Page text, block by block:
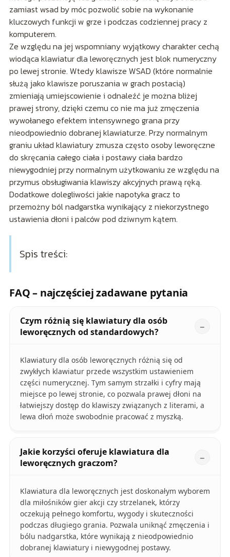
zamiast wsad by móc pozwolić sobie na wykonanie
kluczowych funkcji w grze i podczas codziennej pracy z
komputerem.
Ze względu na jej wspomniany wyjątkowy charakter cechą
wiodąca klawiatur dla leworęcznych jest blok numeryczny
po lewej stronie. Wtedy klawisze WSAD (które normalnie
służą jako klawisze poruszania w grach postacią)
zmieniają umiejscowienie i odnaleźć je można bliżej
prawej strony, dzięki czemu co nie ma już zmęczenia
wywołanego efektem intensywnego grana przy
nieodpowiednio dobranej klawiaturze. Przy normalnym
graniu układ klawiatury zmusza często osoby leworęczne
do skręcania całego ciała i postawy ciała bardzo
niewygodniej przy normalnym użytkowaniu ze względu na
przymus obsługiwania klawiszy akcyjnych prawą ręką.
Dodatkowe dolegliwości jakie napotyka gracz to
przemożny ból nadgarstka wynikający z niekorzystnego
ustawienia dłoni i palców pod dziwnym kątem.
Spis treści:
FAQ – najczęściej zadawane pytania
Czym różnią się klawiatury dla osób
leworęcznych od standardowych?
Klawiatury dla osób leworęcznych różnią się od
zwykłych klawiatur przede wszystkim ustawieniem
części numerycznej. Tym samym strzałki i cyfry mają
miejsce po lewej stronie, co pozwala prawej dłoni na
łatwiejszy dostęp do klawiszy związanych z literami, a
lewa dłoń może swobodnie pracować z myszką.
Jakie korzyści oferuje klawiatura dla
leworęcznych graczom?
Klawiatura dla leworęcznych jest doskonałym wyborem
dla miłośników gier akcji czy strzelanek, którzy
oczekują pełnego komfortu, wygody i skuteczności
podczas długiego grania. Pozwala uniknąć zmęczenia i
bólu nadgarstka, które wynikają z nieodpowiednio
dobranej klawiatury i niewygodnej postawy.